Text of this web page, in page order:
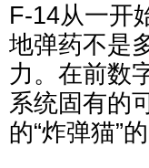
F-14从一开
地弹药不是
力。在前数
系统固有的
的“炸弹猫”